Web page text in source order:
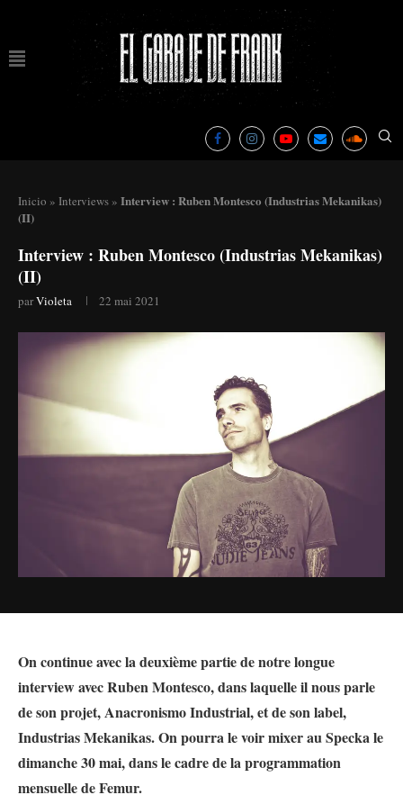
Inicio » Interviews » Interview : Ruben Montesco (Industrias Mekanikas)
(II)
Interview : Ruben Montesco (Industrias Mekanikas)
(II)
parVioleta 22 mai 2021
On continue avec la deuxième partie de notre longue
interview avec Ruben Montesco, dans laquelle il nous parle
de son projet, Anacronismo Industrial, et de son label,
Industrias Mekanikas. On pourra le voir mixer au Specka le
dimanche 30 mai, dans le cadre de la programmation
mensuelle de Femur.